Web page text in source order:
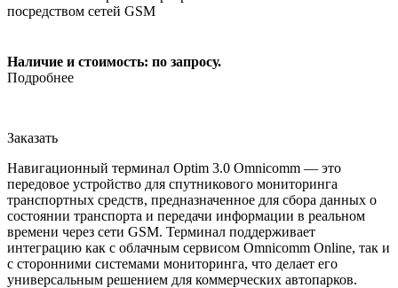
посредством сетей GSM
Наличие и стоимость: по запросу.
Подробнее
Заказать
Навигационный терминал Optim 3.0 Omnicomm — это
передовое устройство для спутникового мониторинга
транспортных средств, предназначенное для сбора данных о
состоянии транспорта и передачи информации в реальном
времени через сети GSM. Терминал поддерживает
интеграцию как с облачным сервисом Omnicomm Online, так и
с сторонними системами мониторинга, что делает его
универсальным решением для коммерческих автопарков.